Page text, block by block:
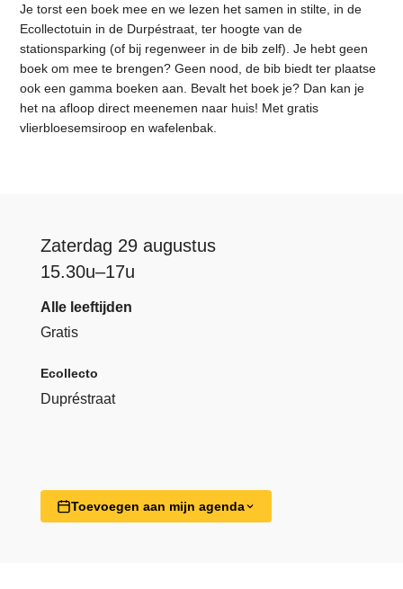
Je torst een boek mee en we lezen het samen in stilte, in de
Ecollectotuin in de Durpéstraat, ter hoogte van de
stationsparking (of bij regenweer in de bib zelf). Je hebt geen
boek om mee te brengen? Geen nood, de bib biedt ter plaatse
ook een gamma boeken aan. Bevalt het boek je? Dan kan je
het na afloop direct meenemen naar huis! Met gratis
vlierbloesemsiroop en wafelenbak.
Zaterdag 29 augustus
15.30u–17u
Alle leeftijden
Gratis
Ecollecto
Dupréstraat
Toevoegen aan mijn agenda